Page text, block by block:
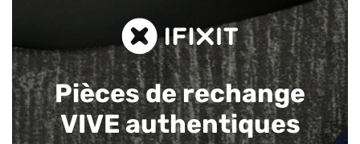
Pièces de rechange
VIVE authentiques​